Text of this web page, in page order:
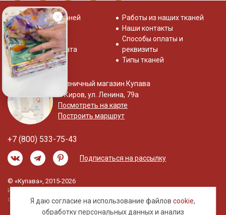
Я даю согласие на использование файловcookie,
обработкуперсональных данныхи анализ
Распродажа тканей
Отзывы о нас
Система скидок
Доставка и оплата
Работы из наших тканей
Наши контакты
Способы оплаты и
реквизиты
Типы тканей
Розничный магазин Купава
г. Киров, ул. Ленина, 79а
Посмотреть на карте
Построить маршрут
+7 (800) 533-75-43
Подписаться на рассылку
© «Купава», 2015-2026
Информация на сайте не является публичной
офертой.